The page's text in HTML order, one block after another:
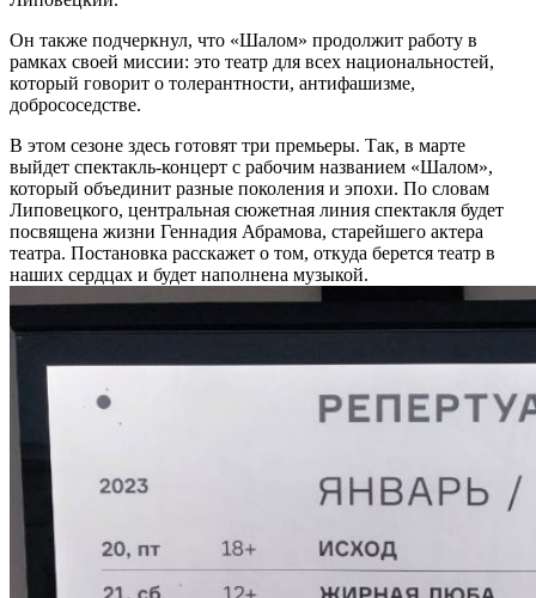
Он также подчеркнул, что «Шалом» продолжит работу в
рамках своей миссии: это театр для всех национальностей,
который говорит о толерантности, антифашизме,
добрососедстве.
В этом сезоне здесь готовят три премьеры. Так, в марте
выйдет спектакль-концерт с рабочим названием «Шалом»,
который объединит разные поколения и эпохи. По словам
Липовецкого, центральная сюжетная линия спектакля будет
посвящена жизни Геннадия Абрамова, старейшего актера
театра. Постановка расскажет о том, откуда берется театр в
наших сердцах и будет наполнена музыкой.